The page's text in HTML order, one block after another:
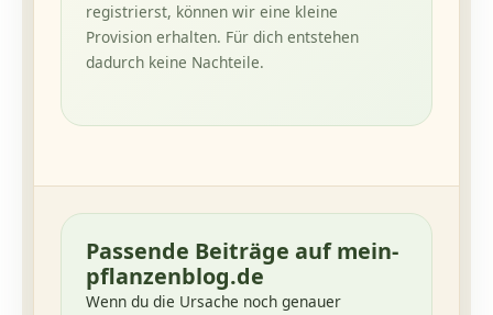
registrierst, können wir eine kleine
Provision erhalten. Für dich entstehen
dadurch keine Nachteile.
Passende Beiträge auf mein-
pflanzenblog.de
Wenn du die Ursache noch genauer